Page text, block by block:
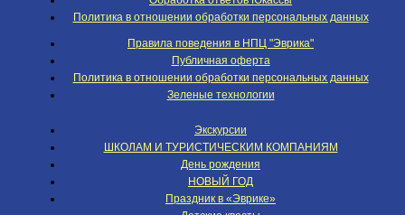
Политика в отношении обработки персональных данных
Правила поведения в НПЦ "Эврика"
Публичная оферта
Политика в отношении обработки персональных данных
Зеленые технологии
Экскурсии
ШКОЛАМ И ТУРИСТИЧЕСКИМ КОМПАНИЯМ
День рождения
НОВЫЙ ГОД
Праздник в «Эврике»